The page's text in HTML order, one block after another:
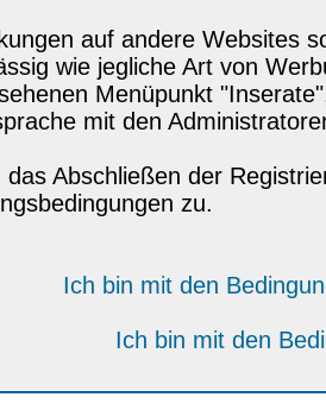
auf andere Websites
wie jegliche Art von
Menüpunkt
mit den
das Abschließen der
zu.
Ich bin mit den
Ich bin mit den